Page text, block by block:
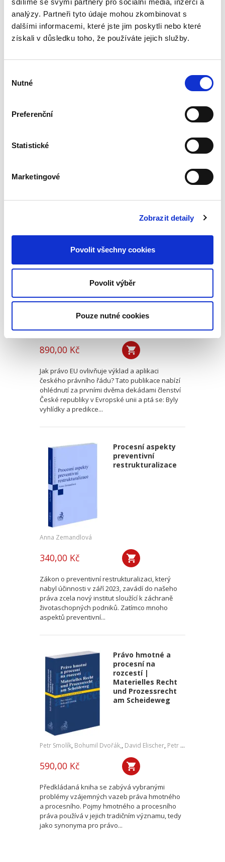
sdílíme se svými partnery pro sociální média, inzerci a
analýzy. Partneři tyto údaje mohou zkombinovat s
dalšími informacemi, které jste jim poskytli nebo které
získali v důsledku toho, že používáte jejich služby.
souhlasu
Nutné
Preferenční
Statistické
Marketingové
Zobrazit detaily
Povolit všechny cookies
Povolit výběr
Pouze nutné cookies
Evropské
insolvenční nařízení
procesu
690,00 Kč
podrobného komentáře k Nařízení 2015/848 o
insolvenčním řízení, který vyšel v české verzi u
zpracován v...
Dvacet let
vnitrostátní
aplikace práva EU
Michal Bobek,Petr Bříza,Pavlína Hubková
890,00 Kč
Jak právo EU ovlivňuje výklad a aplikaci
českého právního řádu? Tato publikace nabízí
ohlédnutí za prvními dvěma dekádami členství
České republiky v Evropské unii a ptá se: Byly
vyhlídky a predikce...
Procesní aspekty
preventivní
restrukturalizace
Anna Zemandlová
340,00 Kč
Zákon o preventivní restrukturalizaci, který
nabyl účinnosti v září 2023, zavádí do našeho
práva zcela nový institut sloužící k záchraně
životaschopných podniků. Zatímco mnoho
aspektů preventivní...
Právo hmotné a
procesní na
rozcestí |
Materielles Recht
und Prozessrecht
am Scheideweg
Petr Smolík, Bohumil Dvořák,, David Elischer, Petr Lavický
590,00 Kč
Předkládaná kniha se zabývá vybranými
problémy vzájemných vazeb práva hmotného
a procesního. Pojmy hmotného a procesního
práva používá v jejich tradičním významu, tedy
jako synonyma pro právo...